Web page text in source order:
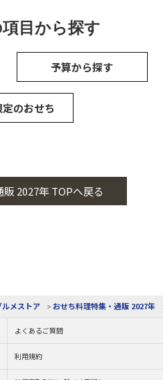
目から探す
予算から探す
のおせち
2027年 TOPへ戻る
メストア おせち料理特集・通販 2027年
よくあるご質問
利用規約